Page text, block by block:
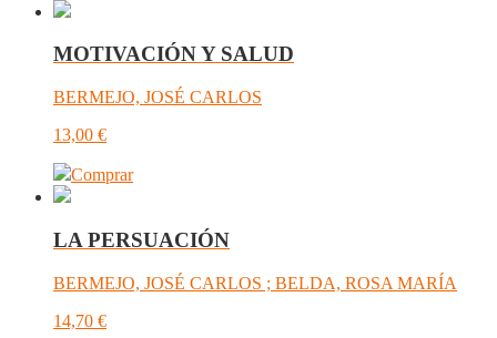
MOTIVACIÓN Y SALUD
BERMEJO, JOSÉ CARLOS
13,00 €
Comprar
LA PERSUACIÓN
BERMEJO, JOSÉ CARLOS ; BELDA, ROSA MARÍA
14,70 €